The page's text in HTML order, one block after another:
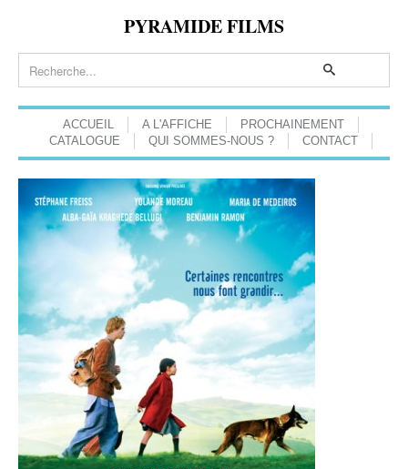
PYRAMIDE FILMS
ACCUEIL A L'AFFICHE
PROCHAINEMENT
CATALOGUE
QUI SOMMES-NOUS ? CONTACT